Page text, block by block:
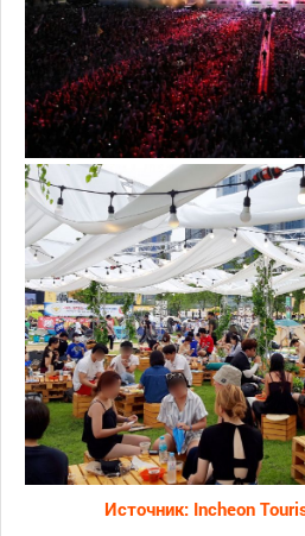
Источник: Incheon